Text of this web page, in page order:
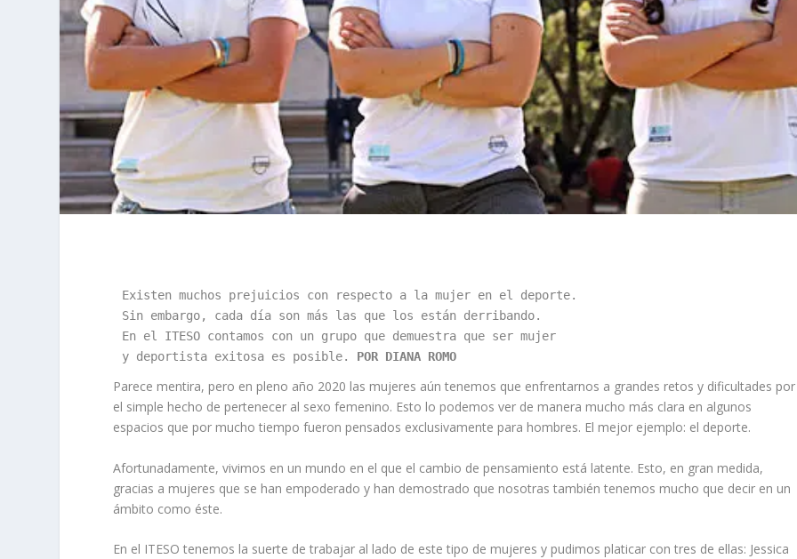
Existen muchos prejuicios con respecto a la mujer en el deporte.
Sin embargo, cada día son más las que los están derribando.
En el ITESO contamos con un grupo que demuestra que ser mujer
y deportista exitosa es posible.
POR DIANA ROMO
Parece mentira, pero en pleno año 2020 las mujeres aún tenemos que enfrentarnos a grandes retos y dificultades por
el simple hecho de pertenecer al sexo femenino. Esto lo podemos ver de manera mucho más clara en algunos
espacios que por mucho tiempo fueron pensados exclusivamente para hombres. El mejor ejemplo: el deporte.
Afortunadamente, vivimos en un mundo en el que el cambio de pensamiento está latente. Esto, en gran medida,
gracias a mujeres que se han empoderado y han demostrado que nosotras también tenemos mucho que decir en un
ámbito como éste.
En el ITESO tenemos la suerte de trabajar al lado de este tipo de mujeres y pudimos platicar con tres de ellas: Jessica